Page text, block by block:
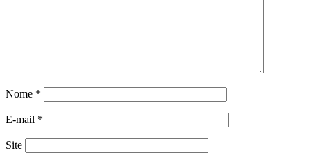
Nome *
E-mail *
Site